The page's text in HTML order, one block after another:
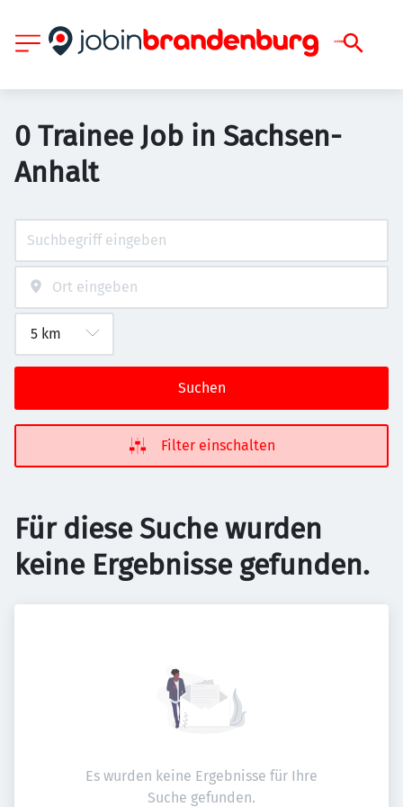
0 Trainee Job in Sachsen-
Anhalt
Suchen
Filter einschalten
Für diese Suche wurden
keine Ergebnisse gefunden.
Es wurden keine Ergebnisse für Ihre
Suche gefunden.